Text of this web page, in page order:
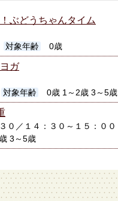
ぶどうちゃんタイム
対象年齢 0歳
ガ
対象年齢 0歳 1～2歳 3～5歳
０／１４：３０～１５：００
3～5歳